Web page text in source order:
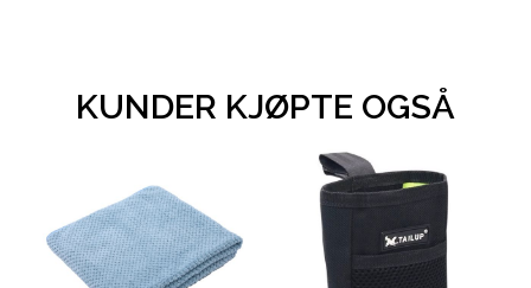
KUNDER KJØPTE OGSÅ